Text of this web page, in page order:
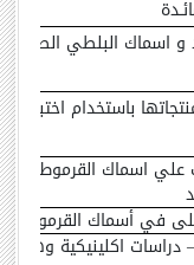
اسماك البلطي الطازجة
باستخدام اختبار
علي اسماك القرموط -
في أسماك القرموط
–دراسات اكلينيكية